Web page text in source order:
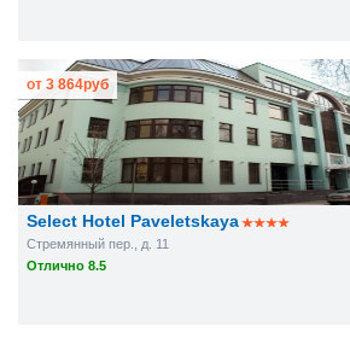
Select Hotel Paveletskaya
Стремянный пер., д. 11
Отлично 8.5
от 3 864руб